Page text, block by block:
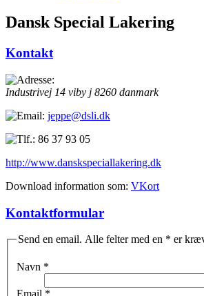
Dansk Special Lakering
Kontakt
Industrivej 14 viby j 8260 danmark
jeppe@dsli.dk
86 37 93 05
http://www.danskspeciallakering.dk
Download information som: VKort
Kontaktformular
Send en email. Alle felter med en * er
Navn *
Email *